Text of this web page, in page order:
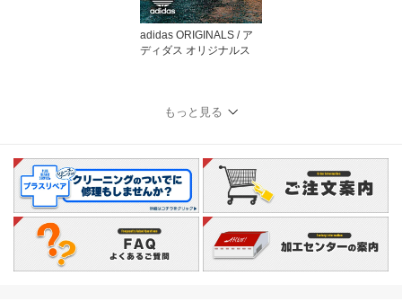
adidas ORIGINALS / ア
ディダス オリジナルス
もっと見る